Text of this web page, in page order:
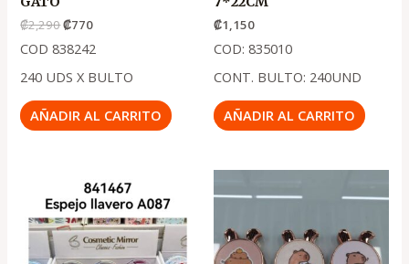
₡2,290₡770
COD 838242
240 UDS X BULTO
AÑADIR AL CARRITO
₡1,150
COD: 835010
CONT. BULTO: 240UND
AÑADIR AL CARRITO
precio
original
era:
₡1,150
precio
actual
es:
.
₡750
precio
.
₡975
precio
₡650